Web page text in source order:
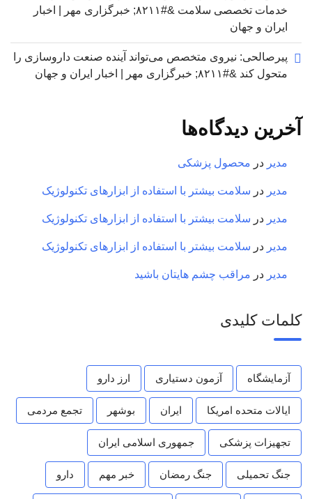
خدمات تخصصی سلامت &#۸۲۱۱; خبرگزاری مهر | اخبار
ایران و جهان
پیرصالحی: نیروی متخصص می‌تواند آینده صنعت داروسازی را
متحول کند &#۸۲۱۱; خبرگزاری مهر | اخبار ایران و جهان
آخرین دیدگاه‌ها
مدیر در محصول پزشکی
مدیر در سلامت بیشتر با استفاده از ابزارهای تکنولوژیک
مدیر در سلامت بیشتر با استفاده از ابزارهای تکنولوژیک
مدیر در سلامت بیشتر با استفاده از ابزارهای تکنولوژیک
مدیر در مراقب چشم هایتان باشید
کلمات کلیدی
آزمایشگاه آزمون دستیاری ارز دارو
ایالات متحده امریکا ایران بوشهر تجمع مردمی
تجهیزات پزشکی جمهوری اسلامی ایران
جنگ تحمیلی جنگ رمضان خبر مهم دارو